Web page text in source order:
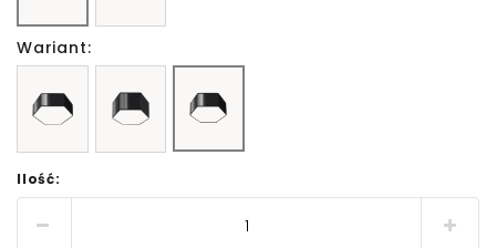
Wariant:
Ilość: